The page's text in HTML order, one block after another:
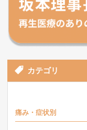
カテゴリ
痛み・症状別